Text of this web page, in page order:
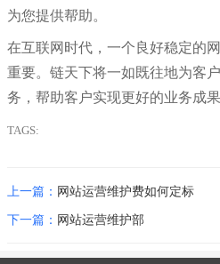
为您提供帮助。
在互联网时代，一个良好稳定的
重要。链天下将一如既往地为客
务，帮助客户实现更好的业务成果
TAGS:
上一篇： 网站运营维护费如何定标
下一篇： 网站运营维护部